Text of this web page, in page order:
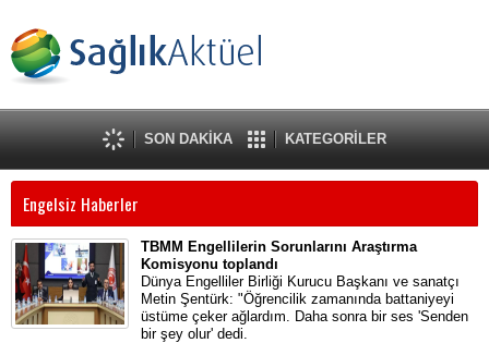
SON DAKİKA KATEGORİLER
Engelsiz Haberler
TBMM Engellilerin Sorunlarını Araştırma
Komisyonu toplandı
Dünya Engelliler Birliği Kurucu Başkanı ve sanatçı
Metin Şentürk: "Öğrencilik zamanında battaniyeyi
üstüme çeker ağlardım. Daha sonra bir ses 'Senden
bir şey olur' dedi.